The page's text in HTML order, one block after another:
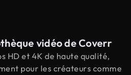
vidéo de Coverr
HD et 4K de haute qualité,
pour les créateurs comme